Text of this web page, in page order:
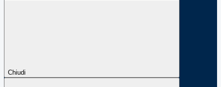
Chiudi